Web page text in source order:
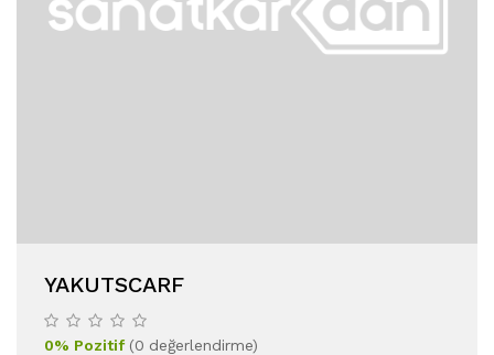
YAKUTSCARF
0% Pozitif(0 değerlendirme)